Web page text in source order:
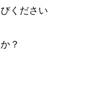
ください
？